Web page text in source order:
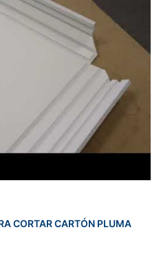
CORTAR CARTÓN PLUMA